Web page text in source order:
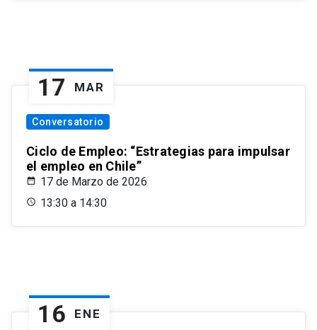
17 MAR
Conversatorio
Ciclo de Empleo: “Estrategias para impulsar
el empleo en Chile”
17 de Marzo de 2026
13:30 a 14:30
16 ENE